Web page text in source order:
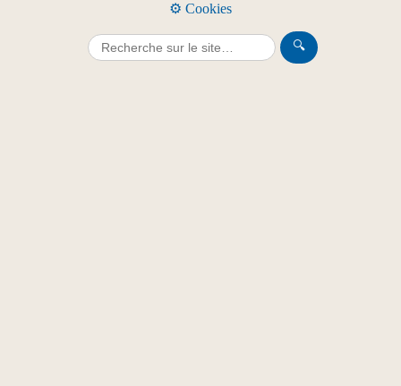
⚙️ Cookies
🔍